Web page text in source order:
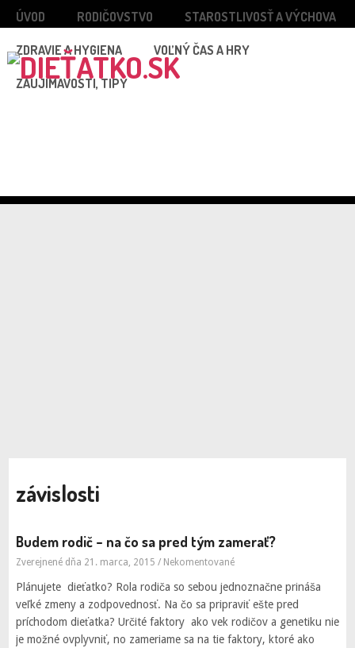
ÚVOD RODIČOVSTVO STAROSTLIVOSŤ A VÝCHOVA
ZDRAVIE A HYGIENA VOĽNÝ ČAS A HRY
ZAUJÍMAVOSTI, TIPY
závislosti
Budem rodič – na čo sa pred tým zamerať?
Zverejnené dňa 21. marca, 2015 / Nekomentované
Plánujete dieťatko? Rola rodiča so sebou jednoznačne prináša
veľké zmeny a zodpovednosť. Na čo sa pripraviť ešte pred
príchodom dieťatka? Určité faktory ako vek rodičov a genetiku nie
je možné ovplyvniť, no zameriame sa na tie faktory, ktoré ako